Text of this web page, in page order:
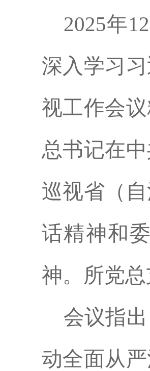
2025年
深入学习
视工作会
总书记在
巡视省（
话精神和
神。所党
会议指
动全面从